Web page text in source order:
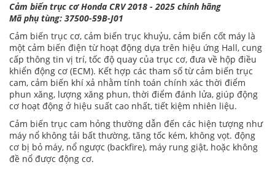
Cảm biến trục cơ Honda CRV 2018 - 2025 chính hãng
Mã phụ tùng: 37500-59B-J01
Cảm biến trục cơ, cảm biến trục khuỷu, cảm biến cốt máy là
một cảm biến điện từ hoạt động dựa trên hiệu ứng Hall, cung
cấp thông tin vị trí, tốc độ quay của trục cơ, đưa về hộp điều
khiển động cơ (ECM). Kết hợp các tham số từ cảm biến trục
cam, cảm biến khí xả nhằm tính toán chính xác thời điểm
phun xăng, lượng xăng phun, thời điểm đánh lửa, giúp động
cơ hoạt động ở hiệu suất cao nhất, tiết kiệm nhiên liệu.
Cảm biến trục cam hỏng thường dẫn đến các hiện tượng như
máy nổ không tải bất thường, tăng tốc kém, không vọt. động
cơ bị bỏ máy, nổ ngược (backfire), máy rung giật, hoặc không
đề nổ được động cơ.